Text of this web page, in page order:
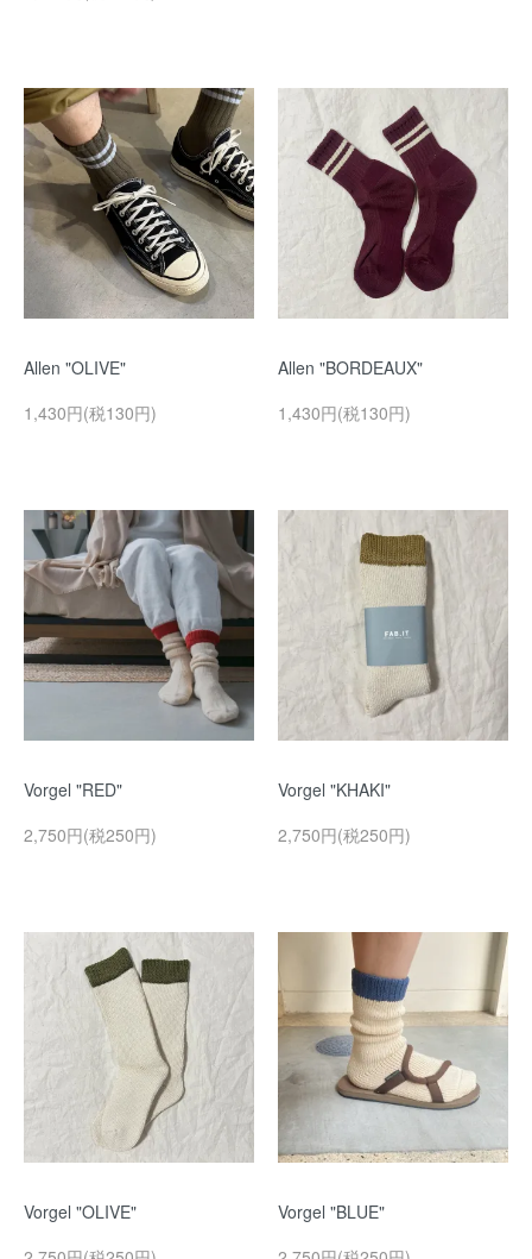
Allen "OLIVE"
1,430円(税130円)
Allen "BORDEAUX"
1,430円(税130円)
Vorgel "RED"
2,750円(税250円)
Vorgel "KHAKI"
2,750円(税250円)
Vorgel "OLIVE"
Vorgel "BLUE"